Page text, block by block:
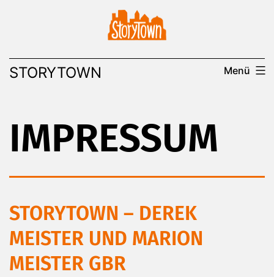
STORYTOWN Menü
IMPRESSUM
STORYTOWN – DEREK
MEISTER UND MARION
MEISTER GBR